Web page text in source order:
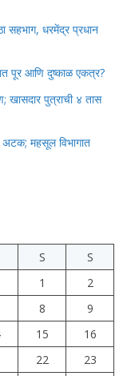
सहभाग, धरमेंद्र प्रधान
पूर आणि दुष्काळ एकत्र?
पुत्राची ४ तास
महसूल विभागात
S
S
1
2
8
9
15
16
22
23